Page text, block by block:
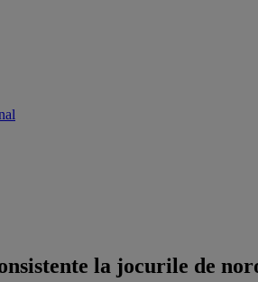
la jocurile de